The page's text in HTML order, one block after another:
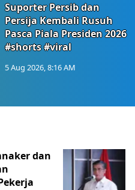
Suporter Persib dan
Persija Kembali Rusuh
Pasca Piala Presiden 2026
#shorts #viral
5 Aug 2026, 8:16 AM
dan